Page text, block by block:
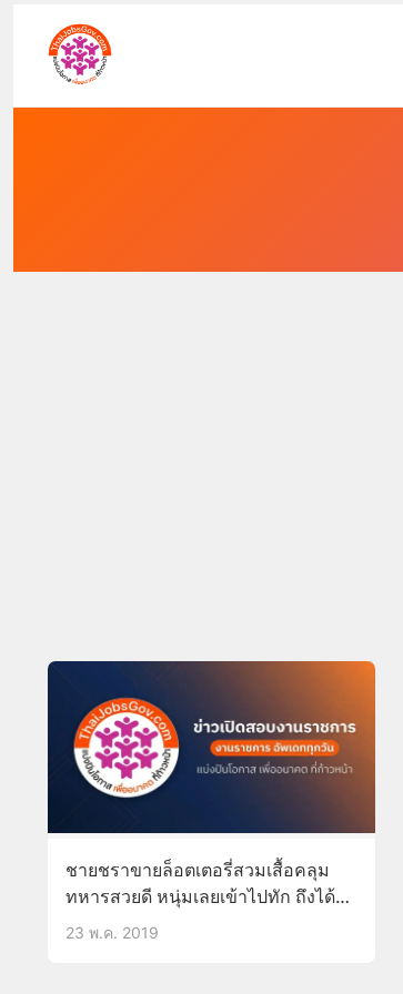
ชายชราขายล็อตเตอรี่สวมเสื้อคลุม
ทหารสวยดี หนุ่มเลยเข้าไปทัก ถึงได้รู้
ว่าคุณตาคนนี้คือวีรชนสงคราม
23 พ.ค. 2019